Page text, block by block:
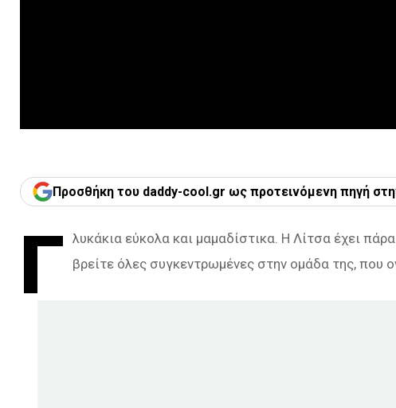
Προσθήκη του daddy-cool.gr ως προτεινόμενη πηγή
Γ
λυκάκια εύκολα και μαμαδίστικα. Η Λίτσα έχει
βρείτε όλες συγκεντρωμένες στην ομάδα της, που